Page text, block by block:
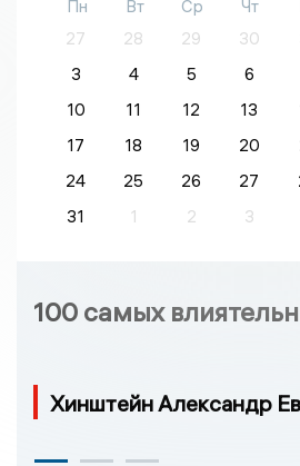
Пн Вт Ср Чт
27
28 29 30
3
4 5 6
10
11 12 13
17
18 19 20
24
25 26 27
31
1 2 3
100 самых
Хинштейн Александр